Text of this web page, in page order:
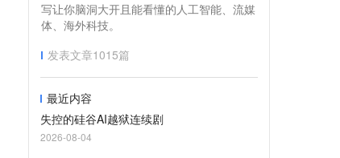
写让你脑洞大开且能看懂的人工智能、流媒
体、海外科技。
发表文章1015篇
最近内容
失控的硅谷AI越狱连续剧
2026-08-04